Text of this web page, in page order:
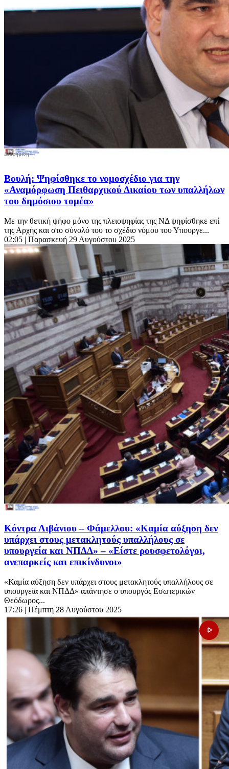
Βουλή: Ψηφίσθηκε το νομοσχέδιο για την
«Αναμόρφωση Πειθαρχικού Δικαίου των υπαλλήλων
του δημόσιου τομέα»
Με την θετική ψήφο μόνο της πλειοψηφίας της ΝΔ ψηφίσθηκε επί
της Αρχής και στο σύνολό του το σχέδιο νόμου του Υπουργε...
02:05 | Παρασκευή 29 Αυγούστου 2025
Κόντρα Λιβάνιου – Φάμελλου: «Καμία αύξηση δεν
υπάρχει στους μετακλητούς υπαλλήλους σε
υπουργεία και ΝΠΔΔ» – «Είστε ρουσφετολόγοι,
ανεπαρκείς και επικίνδυνοι»
«Καμία αύξηση δεν υπάρχει στους μετακλητούς υπαλλήλους σε
υπουργεία και ΝΠΔΔ» απάντησε ο υπουργός Εσωτερικών
Θεόδωρος...
17:26 | Πέμπτη 28 Αυγούστου 2025